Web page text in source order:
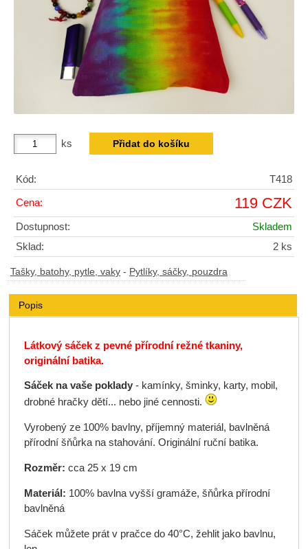
ks
Kód: T418
Cena: 119 CZK
Dostupnost:
Skladem
Sklad:
2 ks
Tašky, batohy, pytle, vaky - Pytlíky, sáčky, pouzdra
Popis
Látkový sáček z pevné přírodní režné tkaniny,
originální batika.
Sáček na vaše poklady- kamínky, šminky, karty, mobil,
drobné hračky dětí... nebo jiné cennosti.
Vyrobený ze 100% bavlny, příjemný materiál, bavlněná
přírodní šňůrka na stahování. Originální ruční batika.
Rozměr: cca 25 x 19 cm
Materiál: 100% bavlna vyšší gramáže, šňůrka přírodní
bavlněná
Sáček můžete prát v pračce do 40°C, žehlit jako bavlnu,